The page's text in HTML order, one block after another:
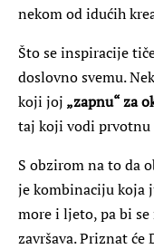
nekom od idućih
Što se inspiracije
doslovno svemu.
koji joj „zapnu“ za
taj koji vodi prvotnu
S obzirom na to da
je kombinaciju koja
more i ljeto, pa bi se
završava. Priznat će